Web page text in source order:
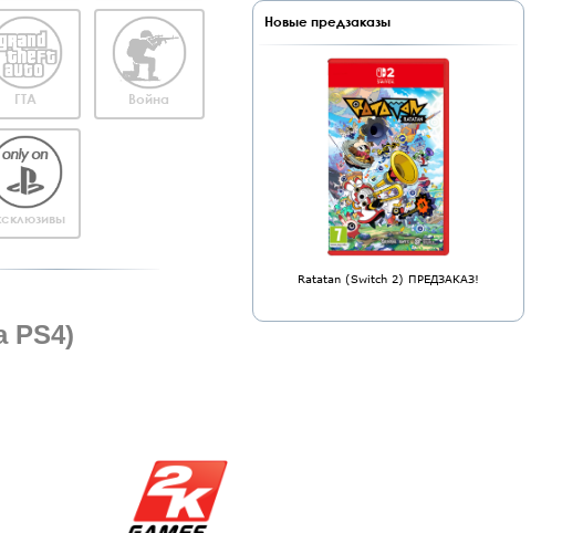
ГТА Война
PS4)
Новые предзаказы
Ratatan (Switch 2) ПРЕДЗАКАЗ!